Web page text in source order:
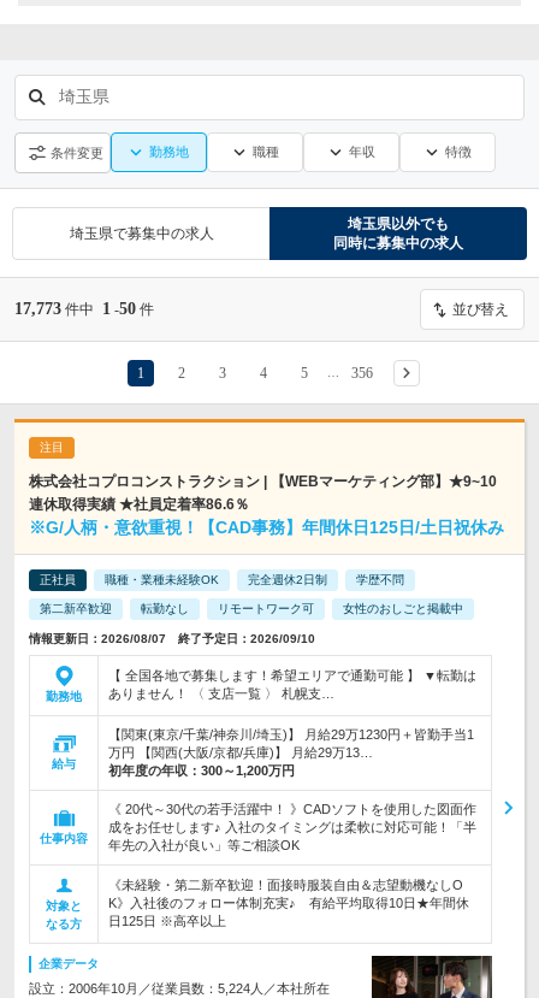
埼玉県
条件変更 勤務地 職種 年収 特徴
埼玉県で募集中の求人
埼玉県以外でも
同時に募集中の求人
17,773 件中 1 -50 件 並び替え
1 2 3 4 5 356
株式会社コプロコンストラクション | 【WEBマーケティング部】★9~10
連休取得実績 ★社員定着率86.6％
※G/人柄・意欲重視！【CAD事務】年間休日125日/土日祝休み
正社員 職種・業種未経験OK 完全週休2日制 学歴不問
第二新卒歓迎 転勤なし リモートワーク可 女性のおしごと掲載中
情報更新日：2026/08/07 終了予定日：2026/09/10
勤務地
【 全国各地で募集します！希望エリアで通勤可能 】 ▼転勤は
ありません！ 〈 支店一覧 〉 札幌支…
給与
【関東(東京/千葉/神奈川/埼玉)】 月給29万1230円＋皆勤手当1
万円 【関西(大阪/京都/兵庫)】 月給29万13…
初年度の年収： 300～1,200万円
仕事内容
《 20代～30代の若手活躍中！ 》CADソフトを使用した図面作
成をお任せします♪ 入社のタイミングは柔軟に対応可能！「半
年先の入社が良い」等ご相談OK
対象と
なる方
《未経験・第二新卒歓迎！面接時服装自由＆志望動機なしO
K》入社後のフォロー体制充実♪ 有給平均取得10日★年間休
日125日 ※高卒以上
企業データ
設立：2006年10月／従業員数：5,224人／本社所在